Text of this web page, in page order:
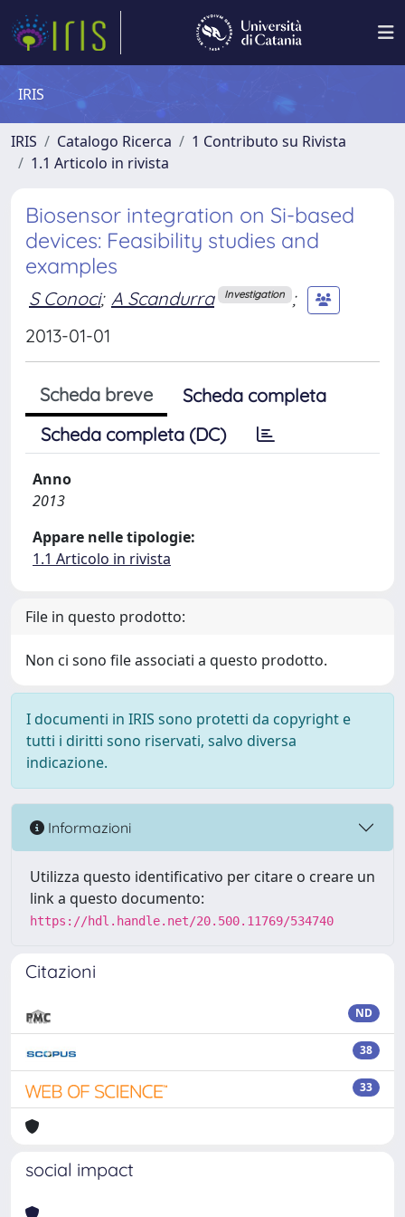
IRIS
IRIS Catalogo Ricerca
1 Contributo su Rivista
1.1 Articolo in rivista
Biosensor integration on Si-based
devices: Feasibility studies and
examples
S Conoci; A Scandurra Investigation ;
2013-01-01
Scheda breve
Scheda completa
Scheda completa (DC)
Anno
2013
Appare nelle tipologie:
1.1 Articolo in rivista
File in questo prodotto:
Non ci sono file associati a questo prodotto.
I documenti in IRIS sono protetti da copyright e
tutti i diritti sono riservati, salvo diversa
indicazione.
Informazioni
Utilizza questo identificativo per citare o creare un
link a questo documento:
https://hdl.handle.net/20.500.11769/534740
Citazioni
ND
38
33
social impact